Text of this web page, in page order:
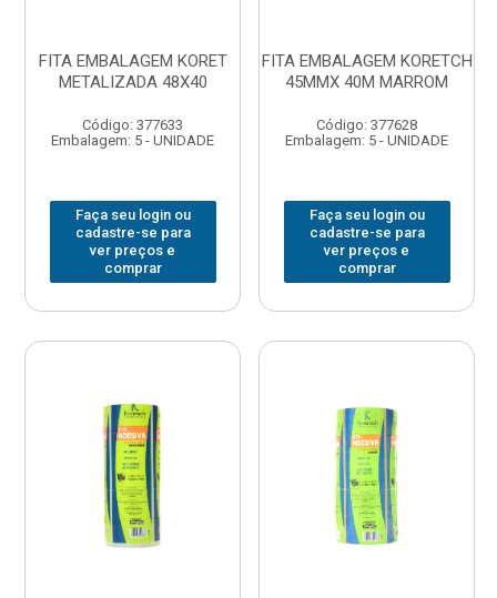
FITA EMBALAGEM KORET
METALIZADA 48X40
Código: 377633
Embalagem: 5 - UNIDADE
Faça seu login ou
cadastre-se para
ver preços e
comprar
FITA EMBALAGEM KORETCH
45MMX 40M MARROM
Código: 377628
Embalagem: 5 - UNIDADE
Faça seu login ou
cadastre-se para
ver preços e
comprar